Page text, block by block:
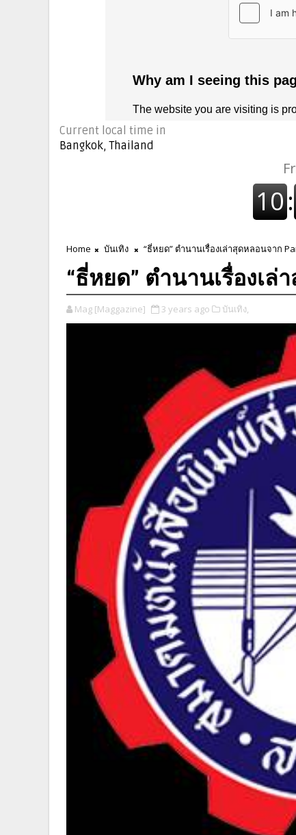
Current local time in
Bangkok, Thailand
Home บันเทิง “ธี่หยด” ตำนานเรื่องเล่าสุดหลอนจาก
“ธี่หยด” ตำนานเรื่องเ
Mag [Maggazine] 3 years ago บันเทิง,